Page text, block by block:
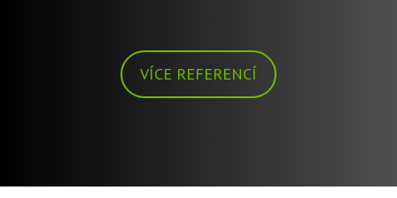
VÍCE REFERENCÍ